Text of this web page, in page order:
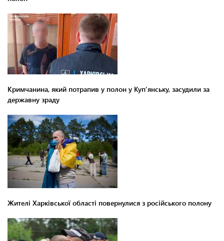
Кримчанина, який потрапив у полон у Куп'янську, засудили за
державну зраду
Жителі Харківської області повернулися з російського полону